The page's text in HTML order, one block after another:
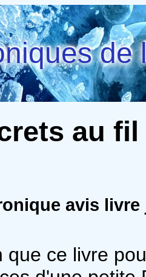
de
au
avis
que ce livre